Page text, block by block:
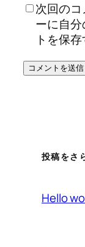
次回の
ーに自
トを保存
投稿をさ
Hello